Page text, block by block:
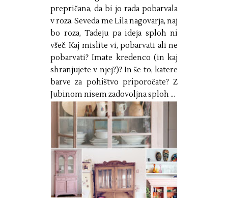
prepričana, da bi jo rada pobarvala
v roza. Seveda me Lila nagovarja, naj
bo roza, Tadeju pa ideja sploh ni
všeč. Kaj mislite vi, pobarvati ali ne
pobarvati? Imate kredenco (in kaj
shranjujete v njej?)? In še to, katere
barve za pohištvo priporočate? Z
Jubinom nisem zadovoljna sploh ...